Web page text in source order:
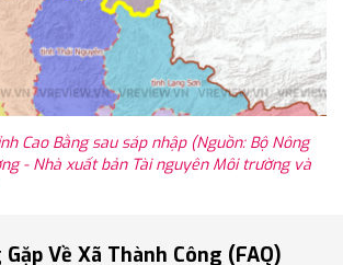
Cao Bằng sau sáp nhập (Nguồn: Bộ Nông
- Nhà xuất bản Tài nguyên Môi trường và
Về Xã Thành Công (FAQ)